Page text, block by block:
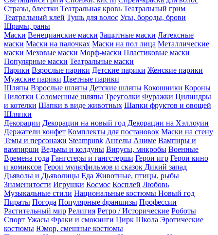
Стразы, блестки Театральная кровь Театральный грим
Театральный клей Тушь для волос Усы, бороды, брови
Шрамы, раны
Маски Венецианские маски Защитные маски Латексные
маски Маски на палочках Маски на пол лица Металлические
маски Меховые маски Морф-маски Пластиковые маски
Популярные маски Театральные маски
Парики Взрослые парики Детские парики Женские парики
Мужские парики Цветные парики
Шляпы Взрослые шляпы Детские шляпы Кокошники Короны
Пилотки Соломенные шляпы Треуголки Фуражки Цилиндры
и котелки Шапки в виде животных Шапки фруктов и овощей
Шляпки
Декорации Декорации на новый год Декорации на Хэллоуин
Держатели конфет Комплекты для постановок Маски на стену
Темы и персонажи Steampunk Ангелы Аниме Вампиры и
вампирши Ведьмы и колдуны Вирусы, микробы Военные
Времена года Гангстеры и гангстерши Герои игр Герои кино
и комиксов Герои мультфильмов и сказок Дикий запад
Дьяволы и Дьяволицы Еда Животные, птицы, рыбы
Знаменитости Игрушки Космос Косплей Любовь
Музыкальные стили Национальные костюмы Новый год
Пираты Погода Популярные франшизы Профессии
Растительный мир Религия Ретро / Исторические Роботы
Спорт Ужасы Фраки и смокинги Цирк Школа Эротические
костюмы Юмор, смешные костюмы